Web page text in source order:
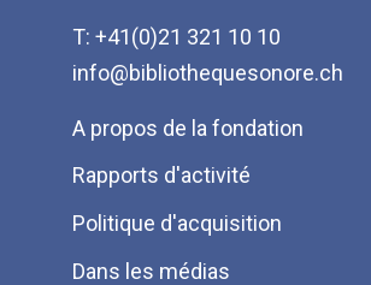
T: +41(0)21 321 10 10
info@bibliothequesonore.ch
Menu
Pied
de
page
A propos de la fondation
Rapports d'activité
Politique d'acquisition
Dans les médias